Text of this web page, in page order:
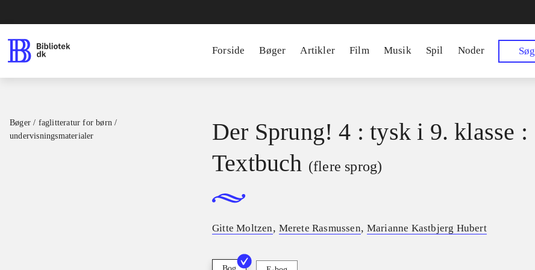
Forside Bøger Artikler Film Musik Spil Noder Søg
Bøger / faglitteratur for børn /
undervisningsmaterialer
Der Sprung! 4 : tysk i 9. klasse :
Textbuch (flere sprog)
Gitte Moltzen, Merete Rasmussen, Marianne Kastbjerg Hubert